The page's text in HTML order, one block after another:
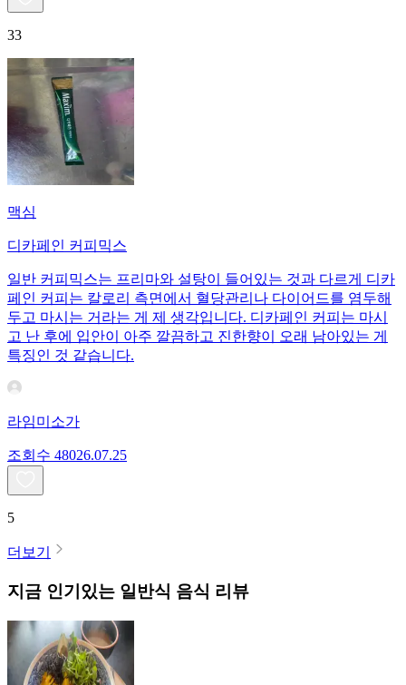
33
맥심
디카페인 커피믹스
일반 커피믹스는 프리마와 설탕이 들어있는 것과 다르게 디카
페인 커피는 칼로리 측면에서 혈당관리나 다이어드를 염두해
두고 마시는 거라는 게 제 생각입니다. 디카페인 커피는 마시
고 난 후에 입안이 아주 깔끔하고 진한향이 오래 남아있는 게
특징인 것 같습니다.
라임미소가
조회수 48026.07.25
5
더보기
지금 인기있는 일반식 음식 리뷰